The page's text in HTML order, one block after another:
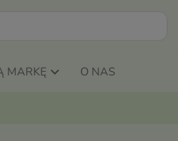
MARKĘ O NAS